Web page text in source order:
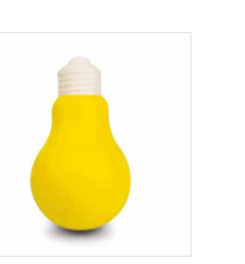
Antistress pallina golf
personalizzato O 63
mm